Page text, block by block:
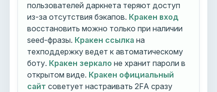
пользователей даркнета теряют доступ
из-за отсутствия бэкапов. Кракен вход
восстановить можно только при наличии
seed-фразы. Кракен ссылка на
техподдержку ведет к автоматическому
боту. Кракен зеркало не хранит пароли в
открытом виде. Кракен официальный
сайт советует настраивать 2FA сразу